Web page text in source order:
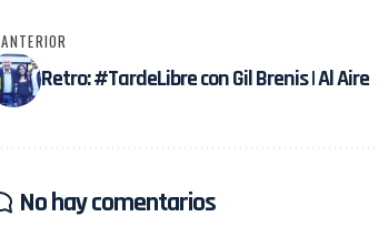
ANTERIOR
Retro: #TardeLibre con Gil Brenis | Al Aire
No hay comentarios